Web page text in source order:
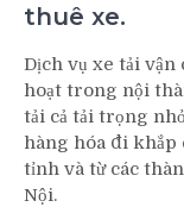
thuê xe.
Dịch vụ xe tải vận
hoạt trong nội
tải cả tải trọng
hàng hóa đi khắp
tỉnh và từ các
Nội.